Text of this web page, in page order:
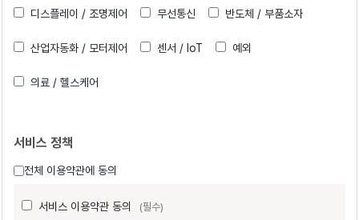
디스플레이 / 조명제어 무선통신 반도체 / 부품소자
산업자동화 / 모터제어 센서 / IoT 예외
의료 / 헬스케어
서비스 정책
전체 이용약관에 동의
서비스 이용약관 동의 (필수)